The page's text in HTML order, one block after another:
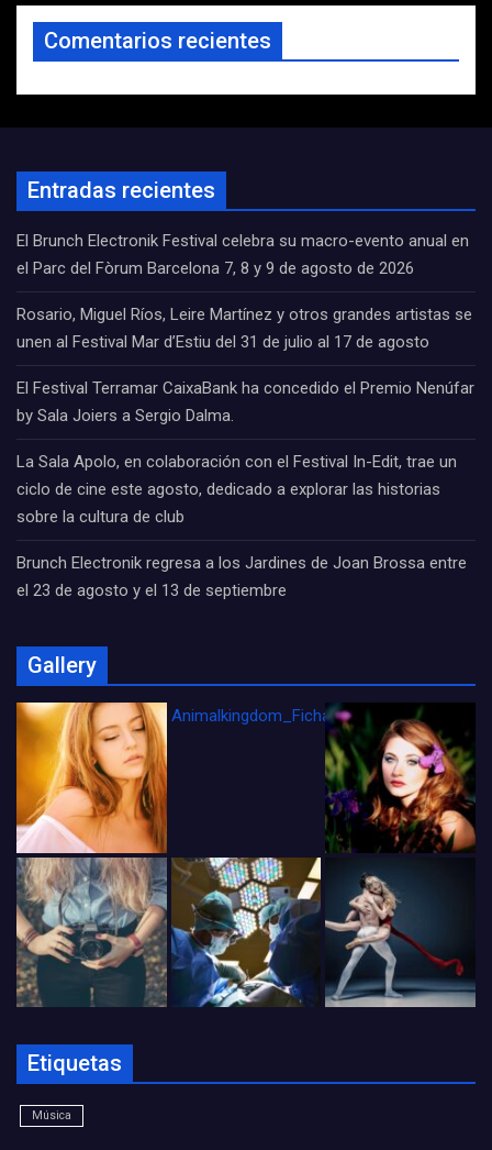
Comentarios recientes
Entradas recientes
El Brunch Electronik Festival celebra su macro-evento anual en
el Parc del Fòrum Barcelona 7, 8 y 9 de agosto de 2026
Rosario, Miguel Ríos, Leire Martínez y otros grandes artistas se
unen al Festival Mar d’Estiu del 31 de julio al 17 de agosto
El Festival Terramar CaixaBank ha concedido el Premio Nenúfar
by Sala Joiers a Sergio Dalma.
La Sala Apolo, en colaboración con el Festival In-Edit, trae un
ciclo de cine este agosto, dedicado a explorar las historias
sobre la cultura de club
Brunch Electronik regresa a los Jardines de Joan Brossa entre
el 23 de agosto y el 13 de septiembre
Gallery
Animalkingdom_FichaCine
Etiquetas
Música